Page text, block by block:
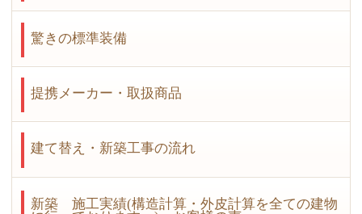
驚きの標準装備
提携メーカー・取扱商品
建て替え・新築工事の流れ
新築 施工実績(構造計算・外皮計算を全ての建物